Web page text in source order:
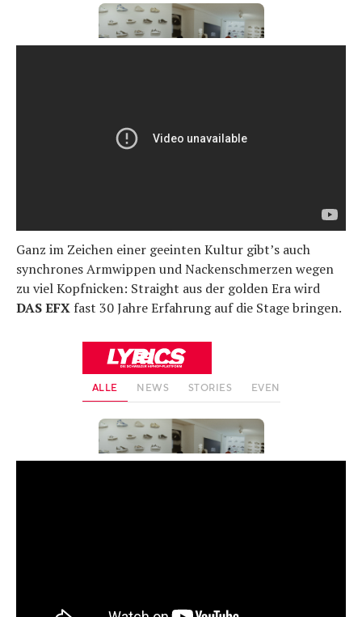
Ganz im Zeichen einer geeinten Kultur gibt’s auch
synchrones Armwippen und Nackenschmerzen wegen
zu viel Kopfnicken: Straight aus der golden Era wird
DAS EFX fast 30 Jahre Erfahrung auf die Stage bringen.